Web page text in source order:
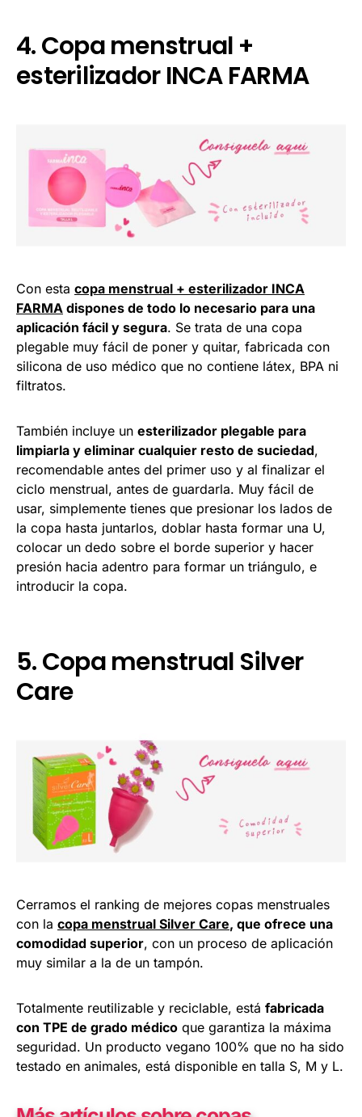
4. Copa menstrual +
esterilizador INCA FARMA
Con esta copa menstrual + esterilizador INCA
FARMA dispones de todo lo necesario para una
aplicación fácil y segura. Se trata de una copa
plegable muy fácil de poner y quitar, fabricada con
silicona de uso médico que no contiene látex, BPA ni
filtratos.
También incluye un esterilizador plegable para
limpiarla y eliminar cualquier resto de suciedad,
recomendable antes del primer uso y al finalizar el
ciclo menstrual, antes de guardarla. Muy fácil de
usar, simplemente tienes que presionar los lados de
la copa hasta juntarlos, doblar hasta formar una U,
colocar un dedo sobre el borde superior y hacer
presión hacia adentro para formar un triángulo, e
introducir la copa.
5. Copa menstrual Silver
Care
Cerramos el ranking de mejores copas menstruales
con la copa menstrual Silver Care, que ofrece una
comodidad superior, con un proceso de aplicación
muy similar a la de un tampón.
Totalmente reutilizable y reciclable, está fabricada
con TPE de grado médico que garantiza la máxima
seguridad. Un producto vegano 100% que no ha sido
testado en animales, está disponible en talla S, M y L.